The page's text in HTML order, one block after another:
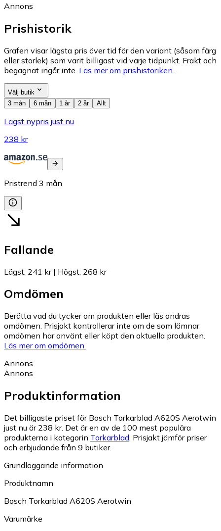
Annons
Prishistorik
Grafen visar lägsta pris över tid för den variant (såsom färg
eller storlek) som varit billigast vid varje tidpunkt. Frakt och
begagnat ingår inte. Läs mer om prishistoriken.
Välj butik
3 mån
6 mån 1 år 2 år Allt
Lägst nypris just nu
238 kr
Pristrend 3 mån
Fallande
Lägst: 241 kr| Högst: 268 kr
Omdömen
Berätta vad du tycker om produkten eller läs andras
omdömen. Prisjakt kontrollerar inte om de som lämnar
omdömen har använt eller köpt den aktuella produkten.
Läs mer om omdömen.
Annons
Annons
Produktinformation
Det billigaste priset för Bosch Torkarblad A620S Aerotwin
just nu är 238 kr. Det är en av de 100 mest populära
produkterna i kategorin Torkarblad. Prisjakt jämför priser
och erbjudande från 9 butiker.
Grundläggande information
Produktnamn
Bosch Torkarblad A620S Aerotwin
Varumärke